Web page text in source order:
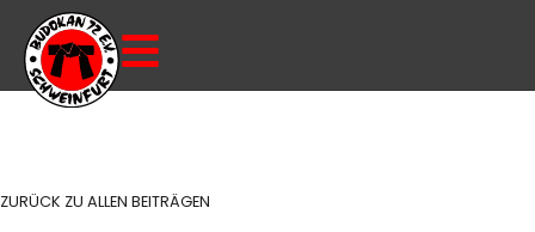
ZURÜCK ZU ALLEN BEITRÄGEN